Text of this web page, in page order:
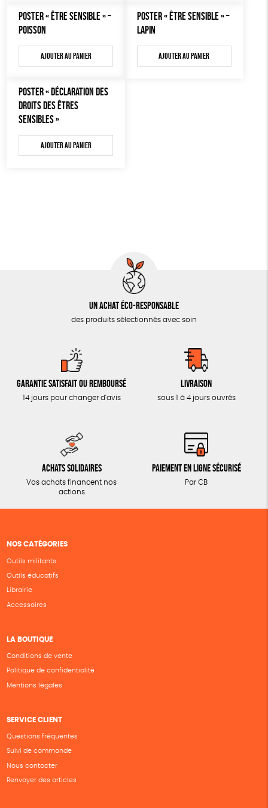
AUTRES OUTILS ÉDUCATIFS
LIBRAIRIE
CUISINE / NUTRITION
ESSAIS
POSTER « ÊTRE SENSIBLE » –
POISSON
Ajouter au panier
POSTER « ÊTRE SENSIBLE » –
LAPIN
Ajouter au panier
POSTER « DÉCLARATION DES
DROITS DES ÊTRES
SENSIBLES »
Ajouter au panier
Un achat éco-responsable
des produits sélectionnés avec soin
Garantie satisfait ou remboursé
14 jours pour changer d'avis
Livraison
sous 1 à 4 jours ouvrés
Achats solidaires
Vos achats financent nos
actions
Paiement en ligne sécurisé
Par CB
NOS CATÉGORIES
Outils militants
Outils éducatifs
Librairie
Accessoires
LA BOUTIQUE
Conditions de vente
Politique de confidentialité
Mentions légales
SERVICE CLIENT
Questions fréquentes
Suivi de commande
Nous contacter
Renvoyer des articles